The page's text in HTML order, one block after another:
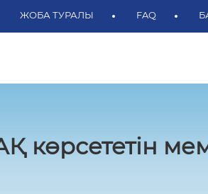
ЖОБА ТУРАЛЫ FAQ
көрсететін